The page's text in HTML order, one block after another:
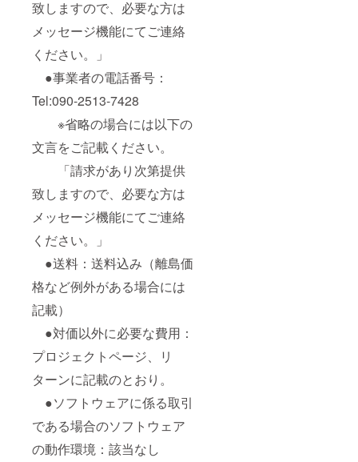
致しますので、必要な方は
メッセージ機能にてご連絡
ください。」
●事業者の電話番号：
Tel:090-2513-7428
※省略の場合には以下の
文言をご記載ください。
「請求があり次第提供
致しますので、必要な方は
メッセージ機能にてご連絡
ください。」
●送料：送料込み（離島価
格など例外がある場合には
記載）
●対価以外に必要な費用：
プロジェクトページ、リ
ターンに記載のとおり。
●ソフトウェアに係る取引
である場合のソフトウェア
の動作環境：該当なし